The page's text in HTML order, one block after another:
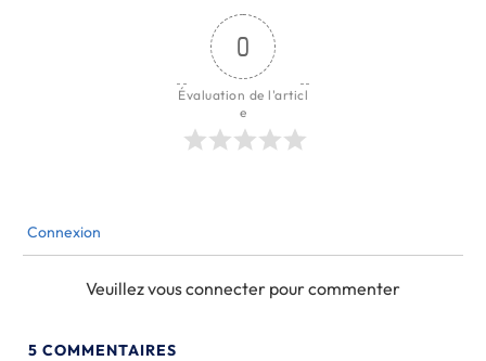
0
Évaluation de l'articl
e
Connexion
Veuillez vous connecter pour commenter
5 COMMENTAIRES